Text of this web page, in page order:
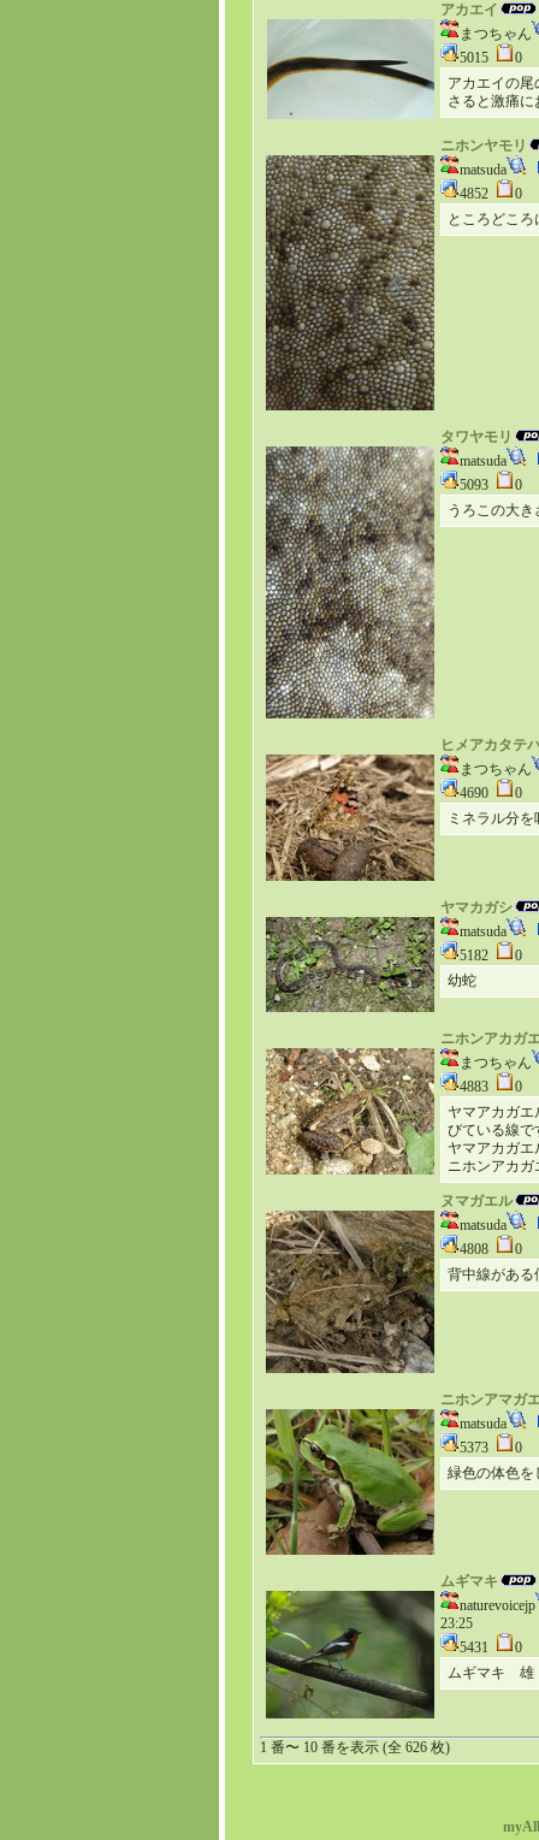
アカエイ
まつちゃん
5015
0
アカエイの
さると激痛
ニホンヤモリ
matsuda
4852
0
ところどこ
タワヤモリ
matsuda
5093
0
うろこの大
ヒメアカタテ
まつちゃん
4690
0
ミネラル分
ヤマカガシ
matsuda
5182
0
幼蛇
ニホンアカガ
まつちゃん
4883
0
ヤマアカガ
びている線で
ヤマアカガ
ニホンアカ
ヌマガエル
matsuda
4808
0
背中線がある
ニホンアマガ
matsuda
5373
0
緑色の体色を
ムギマキ
naturevoicejp
23:25
5431
0
ムギマキ 雄
1 番〜 10 番を表示 (全 626 枚)